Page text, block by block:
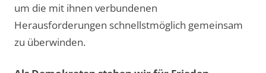
um die mit ihnen verbundenen
Herausforderungen schnellstmöglich gemeinsam
zu überwinden.